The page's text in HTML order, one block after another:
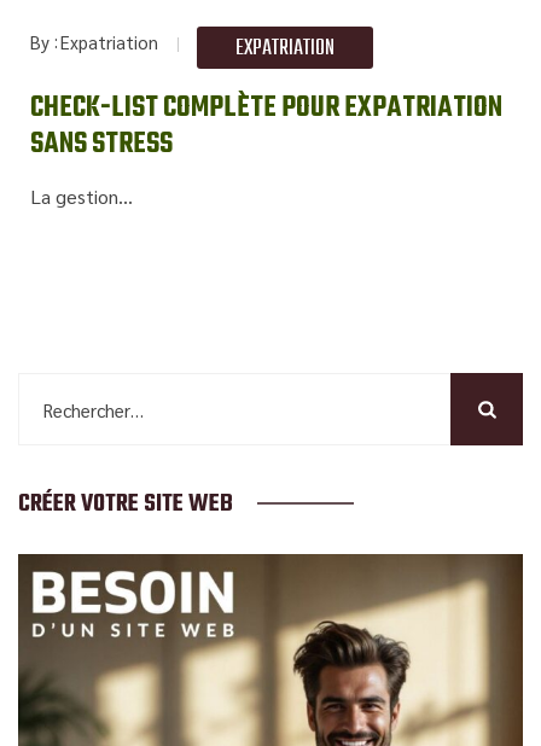
By Expatriation EXPATRIATION
CHECK-LIST COMPLÈTE POUR EXPATRIATION
SANS STRESS
La gestion...
CRÉER VOTRE SITE WEB